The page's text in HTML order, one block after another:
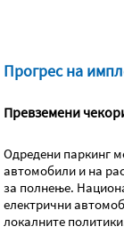
Прогрес на
Превземени
Одредени паркинг
автомобили и на
за полнење.
електрични
локалните